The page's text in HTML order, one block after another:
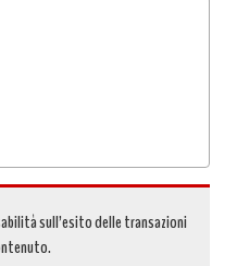
sull’esito delle transazioni